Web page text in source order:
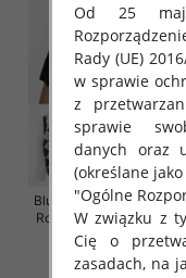
Bluzki damskie (Francja
Roz Standard, Mix
10 szt
60.00 zł
Od 25
Rady (UE)
w sprawie
z
sprawie
danych oraz
(określane jako
"Ogólne
W związku z
Cię o
zasadach, na